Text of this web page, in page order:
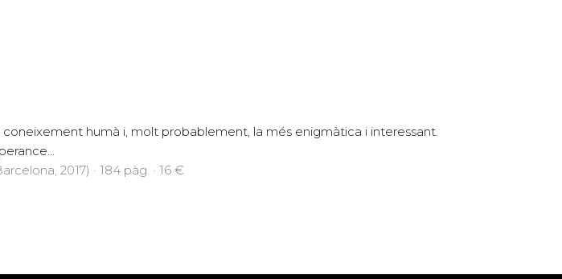
humà i, molt probablement, la més enigmàtica i interessant.
2017) · 184 pàg. · 16 €